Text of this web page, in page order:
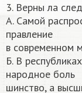
3. Верны ла
А. Самой
правление
в современном
Б. В
народное боль
шинство, а